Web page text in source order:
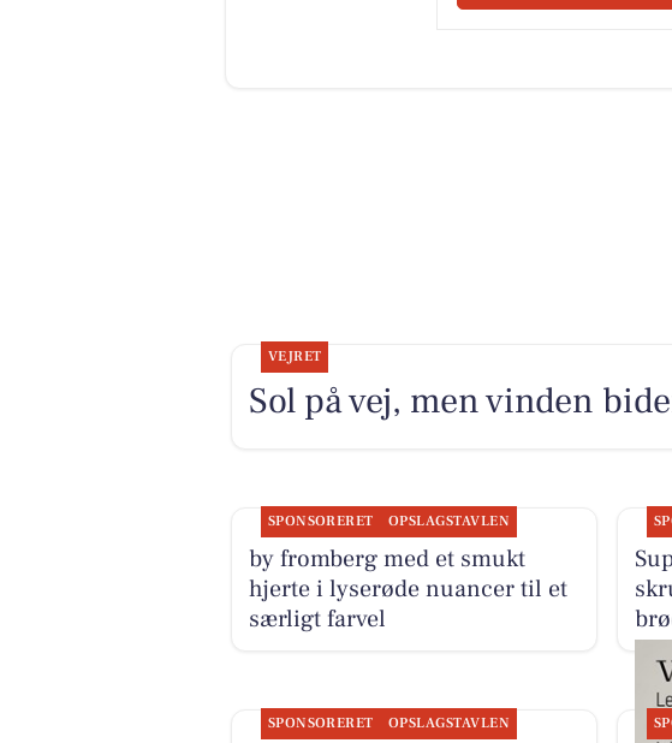
VEJRET
Sol på vej, men vinden
SPONSORERET OPSLAGSTAVLEN
by fromberg med et smukt
hjerte i lyserøde nuancer til et
særligt farvel
SPONSORERET OPSLAGSTAVLEN